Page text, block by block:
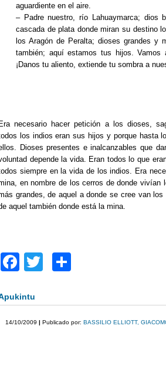
aguardiente en el aire.
– Padre nuestro, río Lahuaymarca; dios
cascada de plata donde miran su destino
los Aragón de Peralta; dioses grandes y
también; aquí estamos tus hijos. Vamos
¡Danos tu aliento, extiende tu sombra a
Era necesario hacer petición a los dioses,
los indios eran sus hijos y porque hasta
Dioses presentes e inalcanzables que
depende la vida. Eran todos lo que
siempre en la vida de los indios. Era
en nombre de los cerros de donde vivían
grandes, de aquel a donde se cree van
aquel también donde está la mina.
F
c
e
tt
er
m
p
14/10/2009 | Publicado por:BASSILIO ELLIOTT,